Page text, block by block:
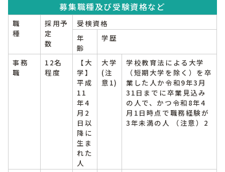
募集職種及び受験資格など
職
種
採用予
定
数
受検資格
年
齢
学歴
事務
職
12名
程度
【大
学】
平成
11
年4
月2
日以
降に
生ま
れた
人
大学
(注
意1)
学校教育法による大学
（短期大学を除く）を卒
業した人か令和9年3月
31日までに卒業見込み
の人で、かつ令和8年4
月1日時点で職務経験が
3年未満の人 （注意）2